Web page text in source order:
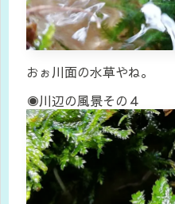
おぉ川面の水草やね。
◉川辺の風景その４